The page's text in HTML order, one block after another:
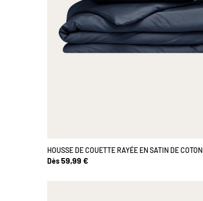
HOUSSE DE COUETTE RAYÉE EN SATIN DE COTON
Dès59,99 €